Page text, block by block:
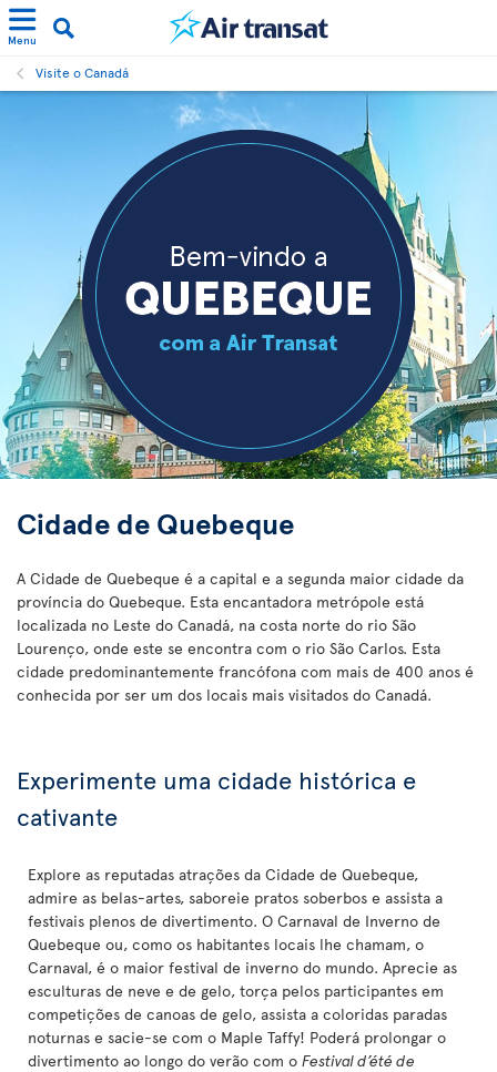
Menu
Visite o Canadá
Cidade de Quebeque
A Cidade de Quebeque é a capital e a segunda maior cidade da
província do Quebeque. Esta encantadora metrópole está
localizada no Leste do Canadá, na costa norte do rio São
Lourenço, onde este se encontra com o rio São Carlos. Esta
cidade predominantemente francófona com mais de 400 anos é
conhecida por ser um dos locais mais visitados do Canadá.
Experimente uma cidade histórica e
cativante
Explore as reputadas atrações da Cidade de Quebeque,
admire as belas-artes, saboreie pratos soberbos e assista a
festivais plenos de divertimento. O Carnaval de Inverno de
Quebeque ou, como os habitantes locais lhe chamam, o
Carnaval, é o maior festival de inverno do mundo. Aprecie as
esculturas de neve e de gelo, torça pelos participantes em
competições de canoas de gelo, assista a coloridas paradas
noturnas e sacie-se com o Maple Taffy! Poderá prolongar o
divertimento ao longo do verão com o Festival d’été de